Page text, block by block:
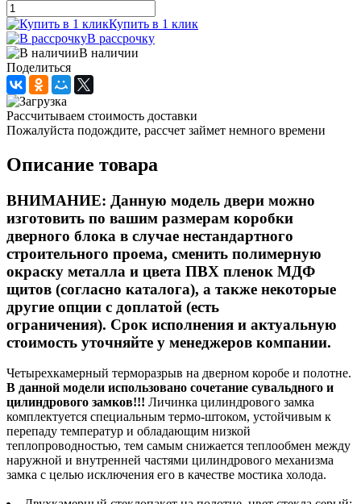
Купить в 1 клик
В рассрочку
В наличии
Поделиться
Рассчитываем стоимость доставки
Пожалуйста подождите, рассчет займет немного времени
Описание товара
ВНИМАНИЕ: Данную модель двери можно
изготовить по вашим размерам коробки
дверного блока в случае нестандартного
строительного проема, сменить полимерную
окраску металла и цвета ПВХ пленок МДФ
щитов (согласно каталога), а также некоторые
другие опции с доплатой (есть
ограничения). Срок исполнения и актуальную
стоимость уточняйте у менеджеров компании.
Четырехкамерный терморазрыв на дверном коробе и полотне.
В данной модели использовано сочетание сувальдного и
цилиндрового замков!!! Личинка цилиндрового замка
комплектуется специальным термо-штоком, устойчивым к
перепаду температур и обладающим низкой
теплопроводностью, тем самым снижается теплообмен между
наружной и внутренней частями цилиндрового механизма
замка с целью исключения его в качестве мостика холода.